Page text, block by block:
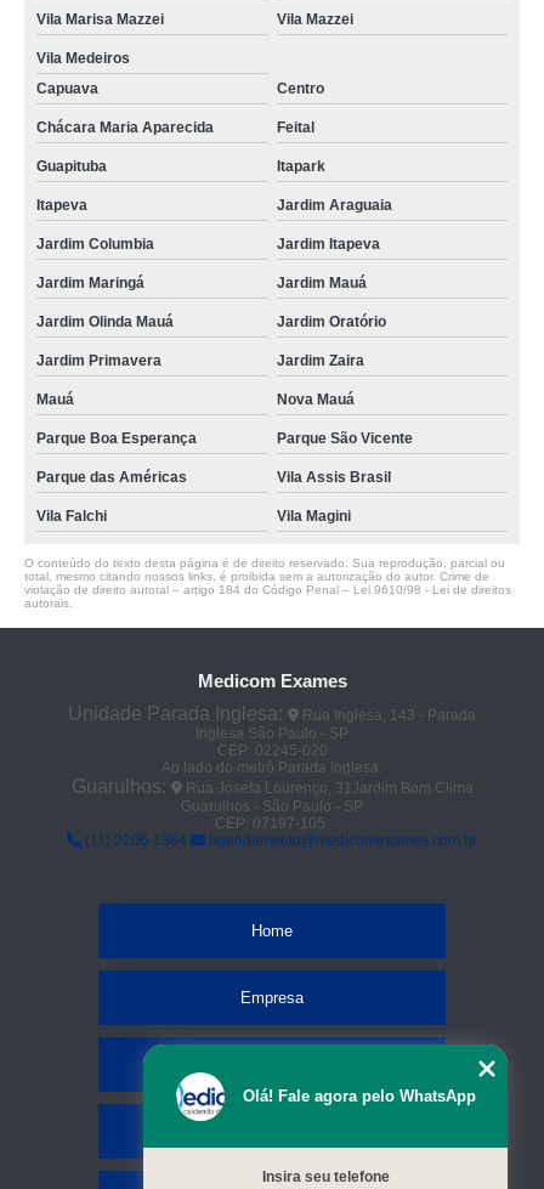
Vila Marisa Mazzei Vila Mazzei
Vila Medeiros
Capuava
Centro
Chácara Maria Aparecida Feital
Guapituba Itapark
Itapeva Jardim Araguaia
Jardim Columbia Jardim Itapeva
Jardim Maringá Jardim Mauá
Jardim Olinda Mauá Jardim Oratório
Jardim Primavera Jardim Zaira
Mauá Nova Mauá
Parque Boa Esperança Parque São Vicente
Parque das Américas Vila Assis Brasil
Vila Falchi Vila Magini
O conteúdo do texto desta página é de direito reservado. Sua reprodução, parcial ou
total, mesmo citando nossos links, é proibida sem a autorização do autor. Crime de
violação de direito autoral – artigo 184 do Código Penal – Lei 9610/98 - Lei de direitos
autorais
Medicom Exames
Unidade Parada Inglesa:
Rua Inglesa, 143 - Parada
Inglesa São Paulo - SP
CEP: 02245-020
Ao lado do metrô Parada Inglesa.
Guarulhos:
Rua Josefa Lourenço, 31Jardim Bom Clima
Guarulhos - São Paulo - SP
CEP: 07197-105.
(11) 2206-1364
agendamento@medicomexames.com.br
Home
Empresa
Olá! Fale agora pelo WhatsApp
Insira seu telefone